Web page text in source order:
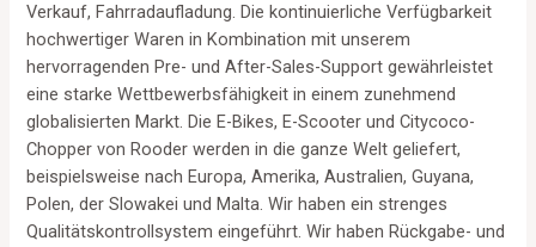
Verkauf, Fahrradaufladung. Die kontinuierliche Verfügbarkeit
hochwertiger Waren in Kombination mit unserem
hervorragenden Pre- und After-Sales-Support gewährleistet
eine starke Wettbewerbsfähigkeit in einem zunehmend
globalisierten Markt. Die E-Bikes, E-Scooter und Citycoco-
Chopper von Rooder werden in die ganze Welt geliefert,
beispielsweise nach Europa, Amerika, Australien, Guyana,
Polen, der Slowakei und Malta. Wir haben ein strenges
Qualitätskontrollsystem eingeführt. Wir haben Rückgabe- und